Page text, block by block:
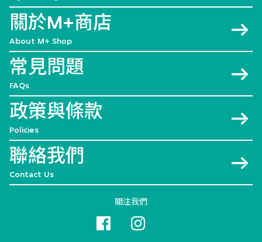
關於M+商店
About M+ Shop
常見問題
FAQs
政策與條款
Policies
聯絡我們
Contact Us
關注我們